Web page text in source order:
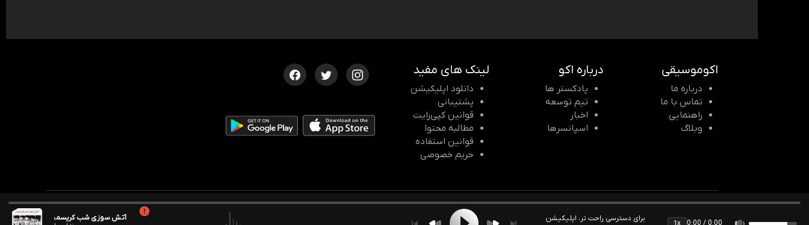
اکوموسیقی
درباره ما
تماس با ما
راهنمایی
وبلاگ
درباره اکو
پادکستر ها
تیم توسعه
اخبار
اسپانسرها
لینک های مفید
دانلود اپلیکیشن
پشتیبانی
قوانین کپی‌رایت
مطالبه محتوا
قوانین استفاده
حریم خصوصی
© 2026 Echomusic & Podcast
آتش سوزی شب کریسمس
برای دسترسی راحت تر، اپلیکیشن
1x